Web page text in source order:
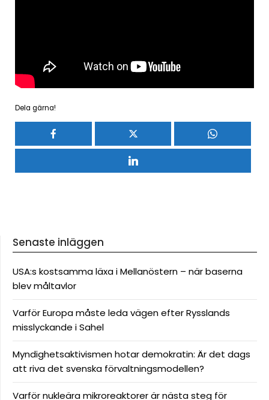
Dela gärna!
Senaste inläggen
USA:s kostsamma läxa i Mellanöstern – när baserna
blev måltavlor
Varför Europa måste leda vägen efter Rysslands
misslyckande i Sahel
Myndighetsaktivismen hotar demokratin: Är det dags
att riva det svenska förvaltningsmodellen?
Varför nukleära mikroreaktorer är nästa steg för